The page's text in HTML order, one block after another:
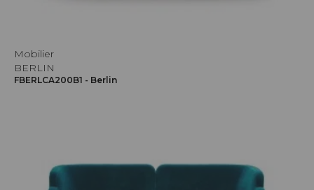
Mobilier
BERLIN
FBERLCA200B1 - Berlin